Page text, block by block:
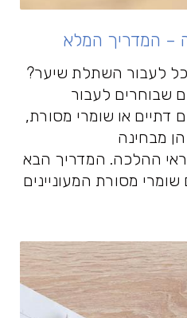
– המדריך המלא
לעבור השתלת שיער?
שבוחרים לעבור
או שומרי מסורת,
מבחינה
ההלכה. המדריך הבא
מסורת המעוניינים